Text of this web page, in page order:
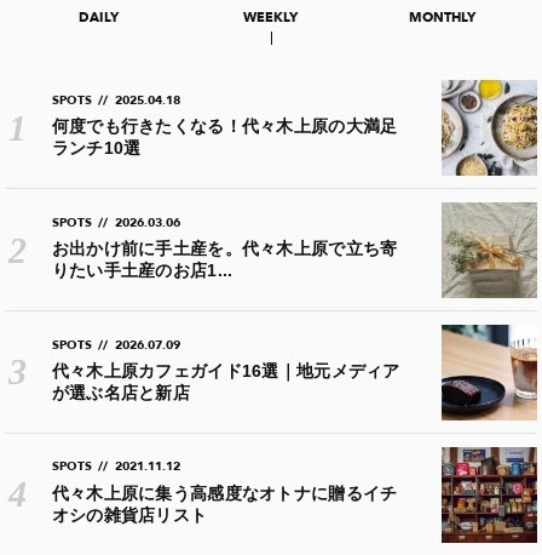
DAILY WEEKLY MONTHLY
SPOTS // 2025.04.18
何度でも行きたくなる！代々木上原の大満足
ランチ10選
SPOTS // 2026.03.06
お出かけ前に手土産を。代々木上原で立ち寄
りたい手土産のお店1...
SPOTS // 2026.07.09
代々木上原カフェガイド16選｜地元メディア
が選ぶ名店と新店
SPOTS // 2021.11.12
代々木上原に集う高感度なオトナに贈るイチ
オシの雑貨店リスト